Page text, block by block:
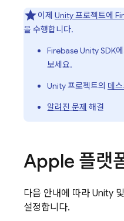
이제 Unity 프로젝트에
을 수행합니다.
FirebaseUnitySDK
보세요.
Unity 프로젝트의 데
알려진 문제 해결
Apple 플랫
다음 안내에 따라 Unity
설정합니다.